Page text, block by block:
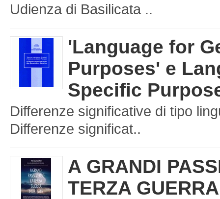
Udienza di Basilicata ..
'Language for
Purposes' e
Specific
Differenze significative di tipo
Differenze significat..
A GRANDI
TERZA